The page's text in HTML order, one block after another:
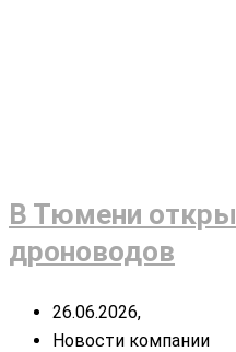
В Тюмени
дроноводов
26.06.2026,
Новости компании